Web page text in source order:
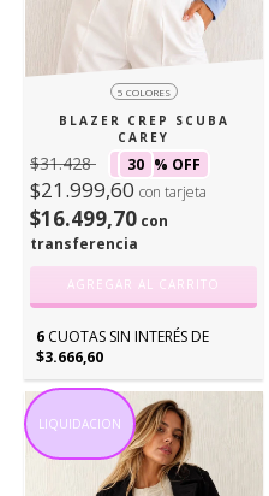
5 COLORES
BLAZER CREP SCUBA
CAREY
$31.428 30 % OFF
$21.999,60 con tarjeta
$16.499,70 con
transferencia
AGREGAR AL CARRITO
6 CUOTAS SIN INTERÉS DE
$3.666,60
LIQUIDACION